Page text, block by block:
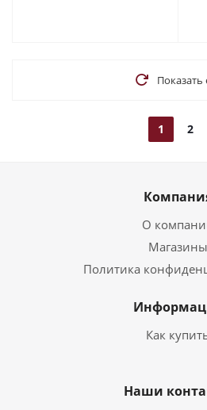
1 2
О
Магазины
Политика
Как
Наши